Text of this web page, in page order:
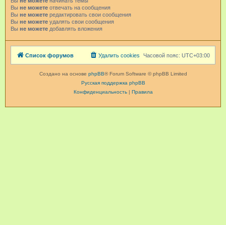
Вы не можете отвечать на сообщения
Вы не можете редактировать свои сообщения
Вы не можете удалять свои сообщения
Вы не можете добавлять вложения
Список форумов Часовой пояс: UTC+03:00
Удалить cookies
Создано на основе phpBB® Forum Software © phpBB Limited
Русская поддержка phpBB
Конфиденциальность| Правила